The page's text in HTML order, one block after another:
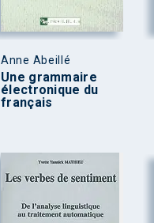
Anne Abeillé
Une grammaire
électronique du
français